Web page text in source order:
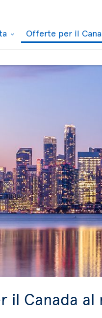
Offerte per il
il Canada